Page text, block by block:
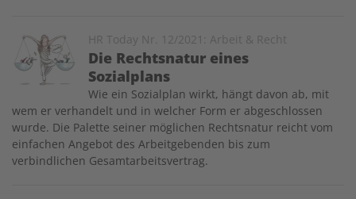
HR Today Nr. 12/2021: Arbeit & Recht
Die Rechtsnatur eines
Sozialplans
Image
Wie ein Sozialplan wirkt, hängt davon ab, mit
wem er verhandelt und in welcher Form er abgeschlossen
wurde. Die Palette seiner möglichen Rechtsnatur reicht vom
einfachen Angebot des Arbeitgebenden bis zum
verbindlichen Gesamtarbeitsvertrag.